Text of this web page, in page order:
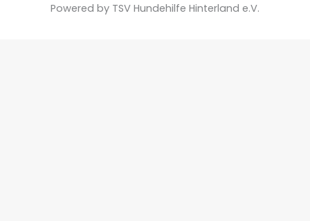
Powered by TSV Hundehilfe Hinterland e.V.